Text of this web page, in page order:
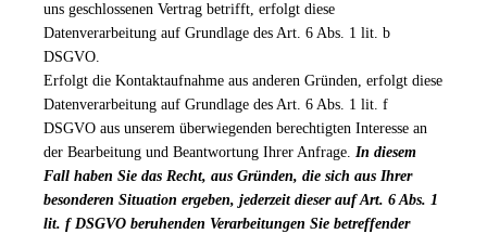
uns geschlossenen Vertrag betrifft, erfolgt diese
Datenverarbeitung auf Grundlage des Art. 6 Abs. 1 lit. b
DSGVO.
Erfolgt die Kontaktaufnahme aus anderen Gründen, erfolgt diese
Datenverarbeitung auf Grundlage des Art. 6 Abs. 1 lit. f
DSGVO aus unserem überwiegenden berechtigten Interesse an
der Bearbeitung und Beantwortung Ihrer Anfrage. In diesem
Fall haben Sie das Recht, aus Gründen, die sich aus Ihrer
besonderen Situation ergeben, jederzeit dieser auf Art. 6 Abs. 1
lit. f DSGVO beruhenden Verarbeitungen Sie betreffender